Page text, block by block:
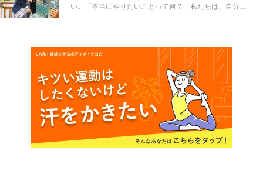
ってそれを見つけたのだろう？ そして、それを始めたと
い。「本当にやりたいことって何？」私たちは、自分の
女性たちの「笑顔のきっかけ」を探っていく。彼女たち
にとって、笑顔にさせてくれるコトって何だろう？ ど
うやってそれを見つけたのだろう？ そして、それを始
めたときの「はじめの一歩」って？ インタビュー連載
の記念すべき1回目は、雑誌「ヨガジャーナル」でも大人
気の野沢和香さん。彼女の笑顔に元気をもらった人は多
いはず。和香さんの「はじめの一歩」とは。